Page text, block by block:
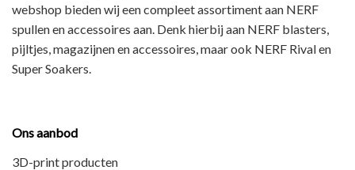
webshop bieden wij eencompleet assortimentaan NERF
spullen en accessoires aan. Denk hierbij aan NERF blasters,
pijltjes, magazijnen en accessoires, maar ook NERF Rival en
Super Soakers.
Ons aanbod
3D-print producten